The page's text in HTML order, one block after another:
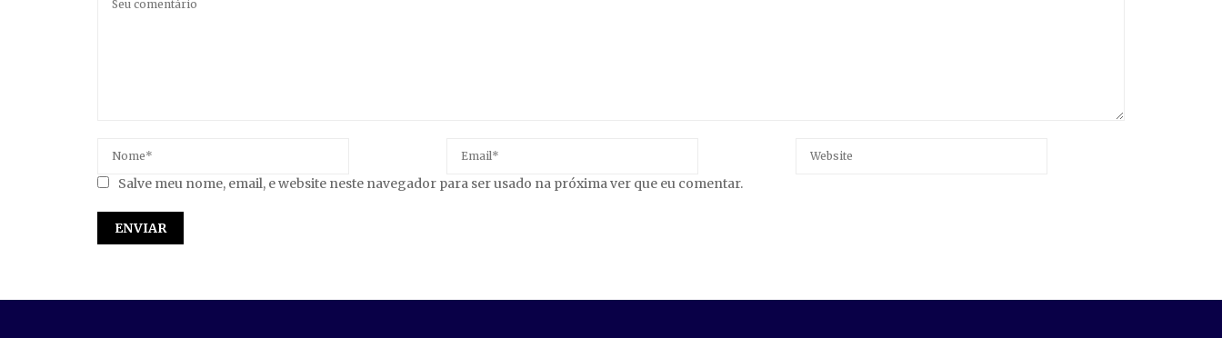
Salve meu nome, email, e website neste navegador para ser usado na próxima ver que eu comentar.